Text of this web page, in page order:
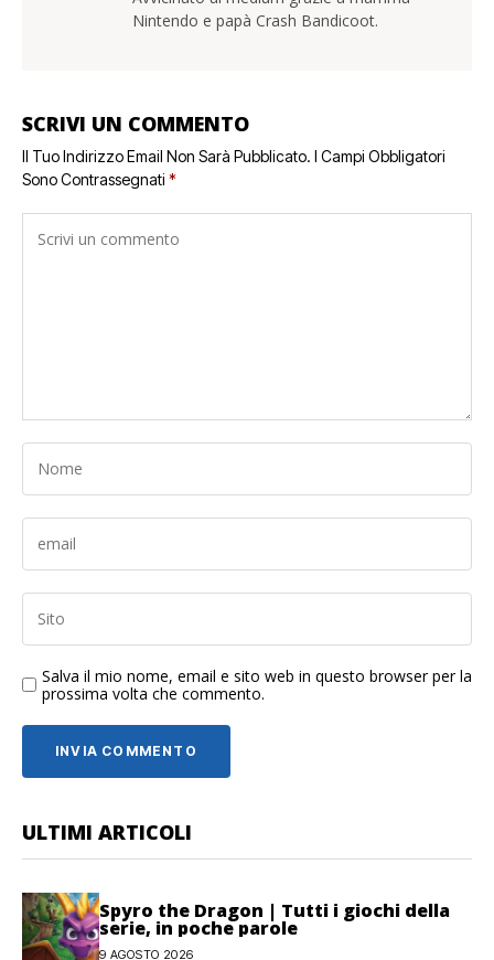
Nintendo e papà Crash Bandicoot.
SCRIVI UN COMMENTO
Il Tuo Indirizzo Email Non Sarà Pubblicato. I Campi Obbligatori
Sono Contrassegnati *
Salva il mio nome, email e sito web in questo browser per la
prossima volta che commento.
ULTIMI ARTICOLI
Spyro the Dragon | Tutti i giochi della
serie, in poche parole
9 AGOSTO 2026